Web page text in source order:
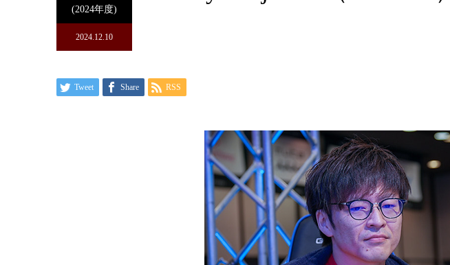
(2024年度)
2024.12.10
Tweet Share RSS